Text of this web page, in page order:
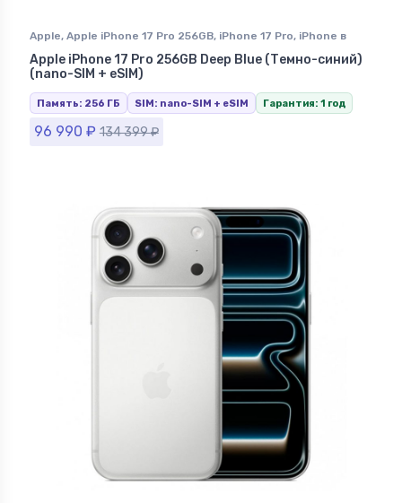
Apple, Apple iPhone 17 Pro 256GB, iPhone 17 Pro, iPhone в
Ставрополе
Apple iPhone 17 Pro 256GB Deep Blue (Темно-синий)
(nano-SIM + eSIM)
Память: 256 ГБ SIM: nano-SIM + eSIM Гарантия: 1 год
96 990 ₽ 134 399₽